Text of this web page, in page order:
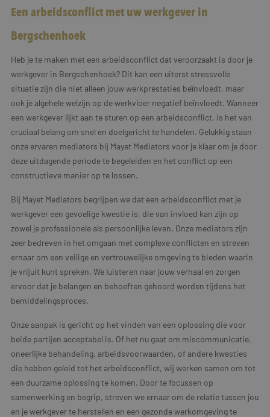
Een arbeidsconflict met uw werkgever in
Bergschenhoek
Heb je te maken met een arbeidsconflict dat veroorzaakt is door je
werkgever in Bergschenhoek? Dit kan een uiterst stressvolle
situatie zijn die niet alleen jouw werkprestaties beïnvloedt, maar
ook je algehele welzijn op de werkvloer negatief beïnvloedt. Wanneer
een werkgever lijkt aan te sturen op een arbeidsconflict, is het van
cruciaal belang om snel en doelgericht te handelen. Gelukkig staan
onze ervaren mediators bij Mayet Mediators voor je klaar om je door
deze uitdagende periode te begeleiden en het conflict op een
constructieve manier op te lossen.
Bij Mayet Mediators begrijpen we dat een arbeidsconflict met je
werkgever een gevoelige kwestie is, die van invloed kan zijn op
zowel je professionele als persoonlijke leven. Onze mediators zijn
zeer bedreven in het omgaan met complexe conflicten en streven
ernaar om een veilige en vertrouwelijke omgeving te bieden waarin
je vrijuit kunt spreken. We luisteren naar jouw verhaal en zorgen
ervoor dat je belangen en behoeften gehoord worden tijdens het
bemiddelingsproces.
Onze aanpak is gericht op het vinden van een oplossing die voor
beide partijen acceptabel is. Of het nu gaat om miscommunicatie,
oneerlijke behandeling, arbeidsvoorwaarden, of andere kwesties
die hebben geleid tot het arbeidsconflict, wij werken samen om tot
een duurzame oplossing te komen. Door te focussen op
samenwerking en begrip, streven we ernaar om de relatie tussen jou
en je werkgever te herstellen en een gezonde werkomgeving te